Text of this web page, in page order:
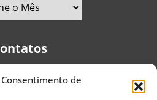
de
9697|+55 (11) 5587-4334